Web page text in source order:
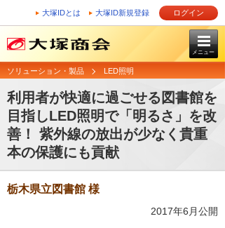
大塚IDとは 大塚ID新規登録 ログイン
メニュー
ソリューション・製品 LED照明
利用者が快適に過ごせる図書館を
目指しLED照明で「明るさ」を改
善！ 紫外線の放出が少なく貴重
本の保護にも貢献
栃木県立図書館 様
2017年6月公開